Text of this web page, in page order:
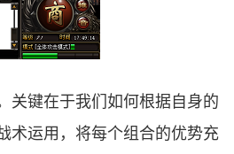
关键在于我们如何根据自身的
术运用，将每个组合的优势充